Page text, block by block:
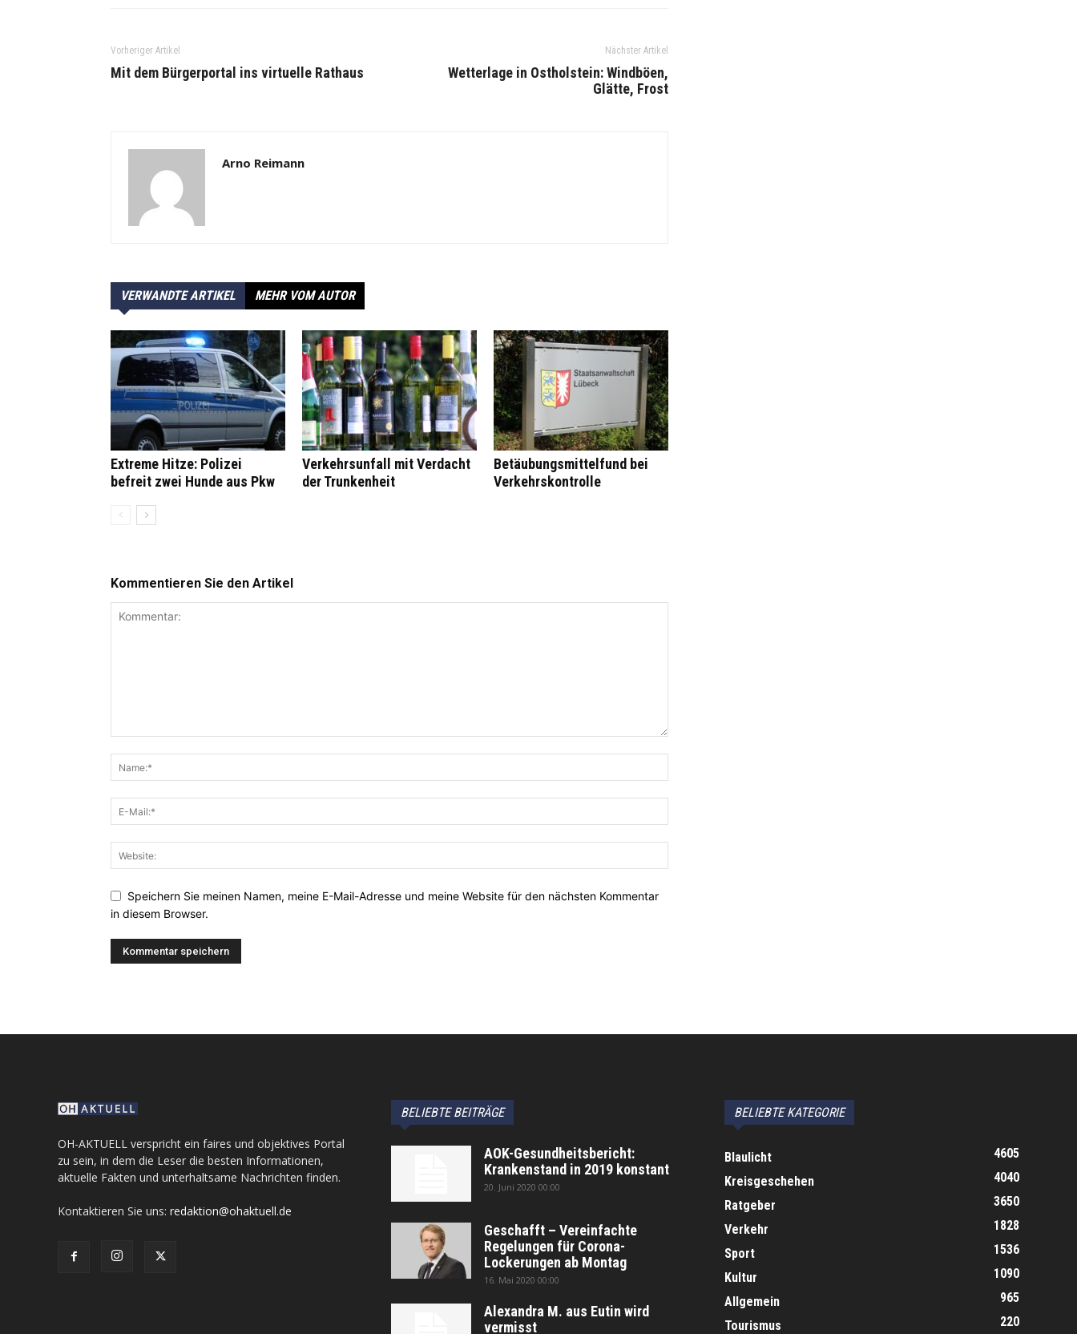
Vorheriger Artikel
Mit dem Bürgerportal ins virtuelle Rathaus
Nächster Artikel
Wetterlage in Ostholstein: Windböen,
Glätte, Frost
Arno Reimann
VERWANDTE ARTIKEL MEHR VOM AUTOR
Extreme Hitze: Polizei
befreit zwei Hunde aus Pkw
Verkehrsunfall mit Verdacht
der Trunkenheit
Betäubungsmittelfund bei
Verkehrskontrolle
Kommentieren Sie den Artikel
Speichern Sie meinen Namen, meine E-Mail-Adresse und meine Website für den nächsten Kommentar
in diesem Browser.
OH-AKTUELL verspricht ein faires und objektives Portal
zu sein, in dem die Leser die besten Informationen,
aktuelle Fakten und unterhaltsame Nachrichten finden.
Kontaktieren Sie uns: redaktion@ohaktuell.de
BELIEBTE BEITRÄGE
AOK-Gesundheitsbericht:
Krankenstand in 2019 konstant
20. Juni 2020 00:00
Geschafft – Vereinfachte
Regelungen für Corona-
Lockerungen ab Montag
16. Mai 2020 00:00
Alexandra M. aus Eutin wird
vermisst
BELIEBTE KATEGORIE
Blaulicht
4605
Kreisgeschehen
4040
Ratgeber
3650
Verkehr
1828
Sport
1536
Kultur
1090
Allgemein
965
Tourismus
220